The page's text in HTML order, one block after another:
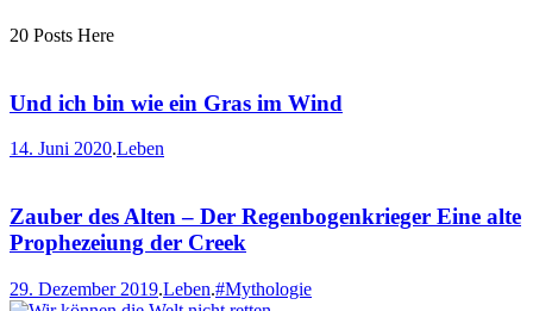
20 Posts Here
Und ich bin wie ein Gras im Wind
14. Juni 2020.Leben
Zauber des Alten – Der Regenbogenkrieger Eine alte
Prophezeiung der Creek
29. Dezember 2019.Leben.#Mythologie